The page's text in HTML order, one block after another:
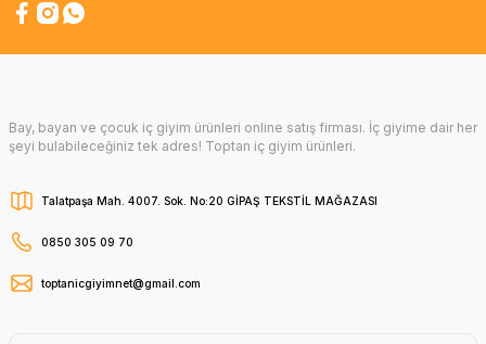
Bay, bayan ve çocuk iç giyim ürünleri online satış firması. İç giyime dair her
şeyi bulabileceğiniz tek adres! Toptan iç giyim ürünleri.
Talatpaşa Mah. 4007. Sok. No:20 GİPAŞ TEKSTİL MAĞAZASI
0850 305 09 70
toptanicgiyimnet@gmail.com